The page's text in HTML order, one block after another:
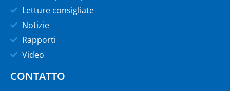
Letture consigliate
Notizie
Rapporti
Video
CONTATTO